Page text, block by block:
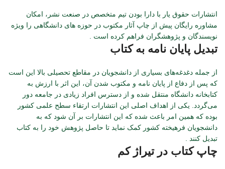
انتشارات حقوق یار با دارا بودن تیم متخصص در صنعت نشر، امکان
مشاوره رایگان پیش از چاپ آثار مکتوب در حوزه های دانشگاهی را ویژه
نویسندگان و پژوهشگران فراهم کرده است .
تبدیل پایان نامه به کتاب
از جمله دغدغه‌های بسیاری از دانشجویان در مقاطع تحصیلی بالا این است
که پس از دفاع از پایان نامه و مکتوب شدن آن، این اثر با ارزش به
کتابخانه دانشگاه منتقل شده و از دسترس افراد زیادی در جامعه دور
می‌گردد. یکی از اهداف اصلی این انتشارات ارتقاء سطح علمی کشور
بوده که همین امر باعث شده که این انتشارات بر آن شود که به
دانشجویان فرهیخته کشور کمک نماید تا حاصل پژوهش خود را به کتاب
تبدیل کنند .
چاپ کتاب در تیراژ کم